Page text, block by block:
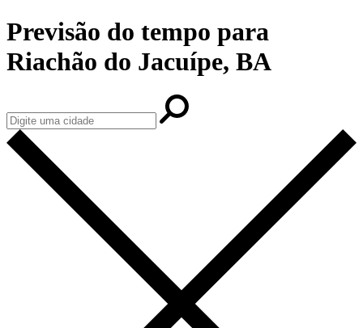
Previsão do tempo para
Riachão do Jacuípe, BA